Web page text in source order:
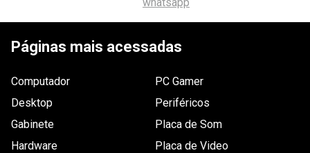
Páginas mais acessadas
Computador
Desktop
Gabinete
Hardware
PC Gamer
Periféricos
Placa de Som
Placa de Video
ventoinha